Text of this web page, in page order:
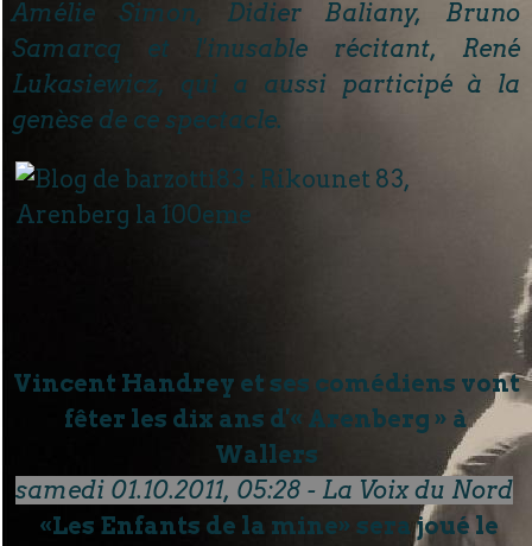
Amélie Simon, Didier Baliany, Bruno
Samarcq et l'inusable récitant, René
Lukasiewicz, qui a aussi participé à la
genèse de ce spectacle.
Vincent Handrey et ses comédiens vont
fêter les dix ans d'« Arenberg » à
Wallers
samedi 01.10.2011, 05:28 - La Voix du Nord
«Les Enfants de la mine» sera joué le